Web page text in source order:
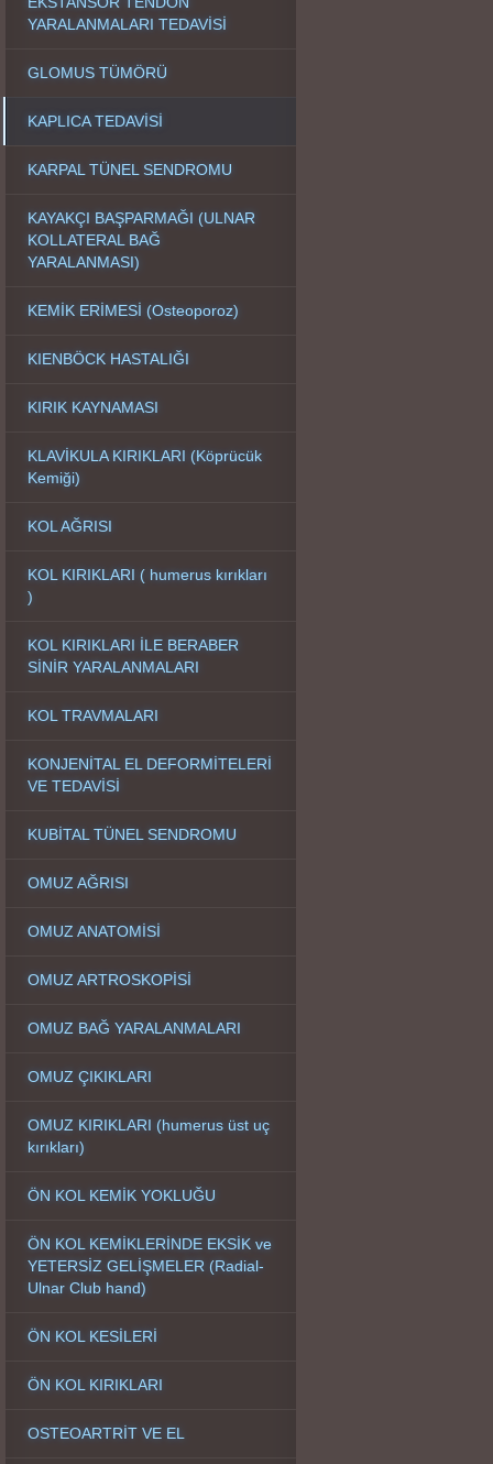
YARALANMALARI TEDAVİSİ
GLOMUS TÜMÖRÜ
KAPLICA TEDAVİSİ
KARPAL TÜNEL SENDROMU
KAYAKÇI BAŞPARMAĞI (ULNAR
KOLLATERAL BAĞ
YARALANMASI)
KEMİK ERİMESİ (Osteoporoz)
KIENBÖCK HASTALIĞI
KIRIK KAYNAMASI
KLAVİKULA KIRIKLARI (Köprücük
Kemiği)
KOL AĞRISI
KOL KIRIKLARI ( humerus kırıkları
)
KOL KIRIKLARI İLE BERABER
SİNİR YARALANMALARI
KOL TRAVMALARI
KONJENİTAL EL DEFORMİTELERİ
VE TEDAVİSİ
KUBİTAL TÜNEL SENDROMU
OMUZ AĞRISI
OMUZ ANATOMİSİ
OMUZ ARTROSKOPİSİ
OMUZ BAĞ YARALANMALARI
OMUZ ÇIKIKLARI
OMUZ KIRIKLARI (humerus üst uç
kırıkları)
ÖN KOL KEMİK YOKLUĞU
ÖN KOL KEMİKLERİNDE EKSİK ve
YETERSİZ GELİŞMELER (Radial-
Ulnar Club hand)
ÖN KOL KESİLERİ
ÖN KOL KIRIKLARI
OSTEOARTRİT VE EL